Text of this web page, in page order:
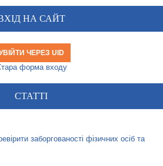
НА САЙТ
ЧЕРЕЗ UID
форма входу
СТАТТІ
заборгованості фізичних осіб та